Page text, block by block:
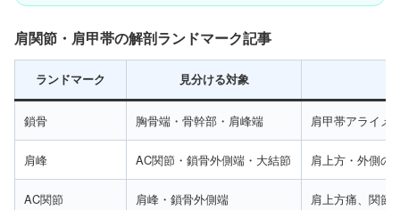
肩関節・肩甲帯の解剖ランドマーク記事
ランドマーク 見分ける対象
鎖骨 胸骨端・骨幹部・肩峰端 肩甲帯アライメ
肩峰 AC関節・鎖骨外側端・大結節 肩上方・外側の
AC関節 肩峰・鎖骨外側端 肩上方痛、関節